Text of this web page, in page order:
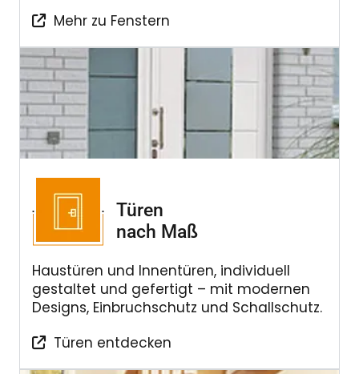
 Mehr zu Fenstern
Türen
nach Maß
Haustüren und Innentüren, individuell
gestaltet und gefertigt – mit modernen
Designs, Einbruchschutz und Schallschutz.
 Türen entdecken